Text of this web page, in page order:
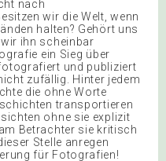
nach
wir die Welt, wenn
halten? Gehört uns
ihn scheinbar
ein Sieg über
und publiziert
zufällig. Hinter jedem
die ohne Worte
transportieren
ohne sie explizit
Betrachter sie kritisch
Stelle anregen
für Fotografien!